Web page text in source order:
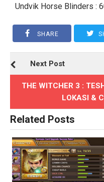
Undvik Horse Blinders :
SHARE
Next Post
THE WITCHER 3 :
LOKASI &
Related Posts